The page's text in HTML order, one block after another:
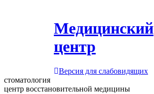
Медицинский
центр
Версия для слабовидящих
стоматология
центр восстановительной медицины